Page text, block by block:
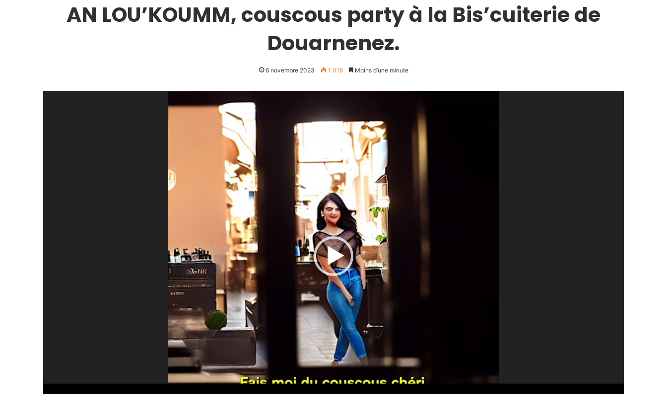
AN LOU’KOUMM, couscous party à la Bis’cuiterie de
Douarnenez.
6 novembre 2023 1 018 Moins d’une minute
Lecteur